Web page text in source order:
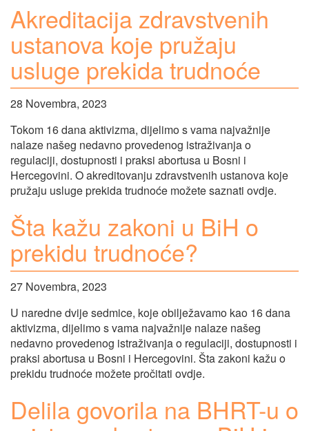
Akreditacija zdravstvenih
ustanova koje pružaju
usluge prekida trudnoće
28 Novembra, 2023
Tokom 16 dana aktivizma, dijelimo s vama najvažnije
nalaze našeg nedavno provedenog istraživanja o
regulaciji, dostupnosti i praksi abortusa u Bosni i
Hercegovini. O akreditovanju zdravstvenih ustanova koje
pružaju usluge prekida trudnoće možete saznati ovdje.
Šta kažu zakoni u BiH o
prekidu trudnoće?
27 Novembra, 2023
U naredne dvije sedmice, koje obilježavamo kao 16 dana
aktivizma, dijelimo s vama najvažnije nalaze našeg
nedavno provedenog istraživanja o regulaciji, dostupnosti i
praksi abortusa u Bosni i Hercegovini. Šta zakoni kažu o
prekidu trudnoće možete pročitati ovdje.
Delila govorila na BHRT-u o